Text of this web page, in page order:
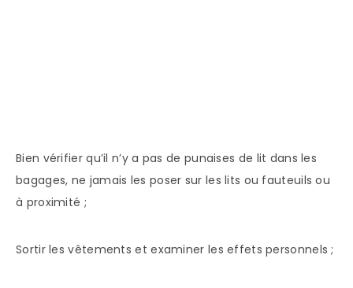
Bien vérifier qu’il n’y a pas de punaises de lit dans les
bagages, ne jamais les poser sur les lits ou fauteuils ou
à proximité ;
Sortir les vêtements et examiner les effets personnels ;